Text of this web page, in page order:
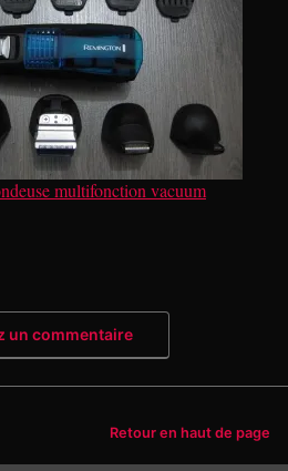
multifonction vacuum
un commentaire
Retour en haut de page